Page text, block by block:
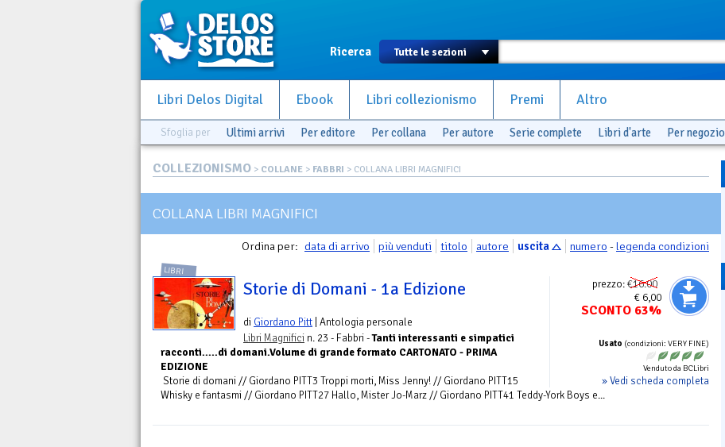
Ricerca
Libri Delos Digital Ebook Libri collezionismo Premi Altro
Sfoglia per Ultimi arrivi Per editore Per collana Per autore Serie complete Libri d'arte Per negozio
COLLEZIONISMO > COLLANE > FABBRI > COLLANA LIBRI MAGNIFICI
COLLANA LIBRI MAGNIFICI
Ordina per: data di arrivo più venduti titolo autore uscita numero -legenda condizioni
prezzo:€16.00
€ 6,00
SCONTO 63%
Usato (condizioni: VERY FINE)
Venduto da BCLibri
» Vedi scheda completa
LIBRI
Storie di Domani - 1a Edizione
di Giordano Pitt | Antologia personale
Libri Magnifici n. 23 - Fabbri -Tanti interessanti e simpatici
racconti.....di domani.Volume di grande formato CARTONATO - PRIMA
EDIZIONE
Storie di domani // Giordano PITT3 Troppi morti, Miss Jenny! // Giordano PITT15
Whisky e fantasmi // Giordano PITT27 Hallo, Mister Jo-Marz // Giordano PITT41 Teddy-York Boys e...